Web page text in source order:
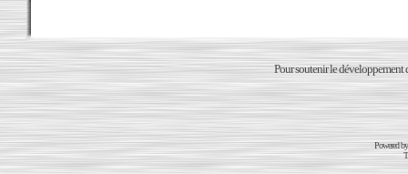
Pour soutenir le développement
Powered